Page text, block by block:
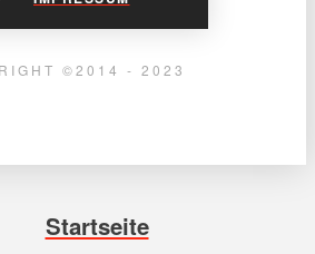
©2014 - 2023
Startseite